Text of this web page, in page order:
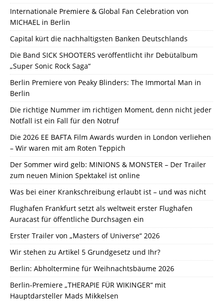
Internationale Premiere & Global Fan Celebration von
MICHAEL in Berlin
Capital kürt die nachhaltigsten Banken Deutschlands
Die Band SICK SHOOTERS veröffentlicht ihr Debütalbum
„Super Sonic Rock Saga“
Berlin Premiere von Peaky Blinders: The Immortal Man in
Berlin
Die richtige Nummer im richtigen Moment, denn nicht jeder
Notfall ist ein Fall für den Notruf
Die 2026 EE BAFTA Film Awards wurden in London verliehen
– Wir waren mit am Roten Teppich
Der Sommer wird gelb: MINIONS & MONSTER – Der Trailer
zum neuen Minion Spektakel ist online
Was bei einer Krankschreibung erlaubt ist – und was nicht
Flughafen Frankfurt setzt als weltweit erster Flughafen
Auracast für öffentliche Durchsagen ein
Erster Trailer von „Masters of Universe“ 2026
Wir stehen zu Artikel 5 Grundgesetz und Ihr?
Berlin: Abholtermine für Weihnachtsbäume 2026
Berlin-Premiere „THERAPIE FÜR WIKINGER“ mit
Hauptdarsteller Mads Mikkelsen